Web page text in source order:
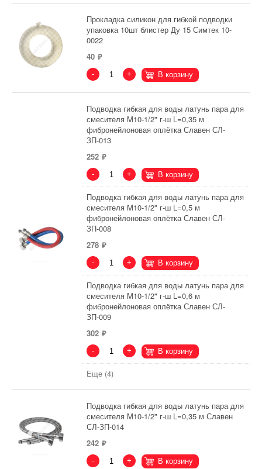
Прокладка силикон для гибкой подводки
упаковка 10шт блистер Ду 15 Симтек 10-
0022
40
- + В корзину
Подводка гибкая для воды латунь пара для
смесителя M10-1/2" г-ш L=0,35 м
фибронейлоновая оплётка Славен СЛ-
ЗП-013
252
- + В корзину
Подводка гибкая для воды латунь пара для
смесителя M10-1/2" г-ш L=0,5 м
фибронейлоновая оплётка Славен СЛ-
ЗП-008
278
- + В корзину
Подводка гибкая для воды латунь пара для
смесителя M10-1/2" г-ш L=0,6 м
фибронейлоновая оплётка Славен СЛ-
ЗП-009
302
- + В корзину
Еще (4)
Подводка гибкая для воды латунь пара для
смесителя M10-1/2" г-ш L=0,35 м Славен
СЛ-ЗП-014
242
- + В корзину